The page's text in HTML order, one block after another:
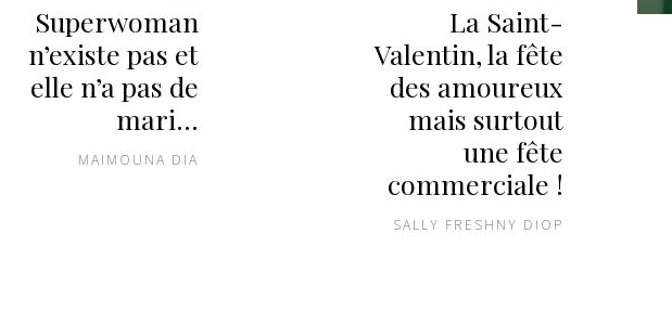
Superwoman
n’existe pas et
elle n’a pas de
mari…
MAIMOUNA DIA
La Saint-
Valentin, la fête
des amoureux
mais surtout
une fête
commerciale !
SALLY FRESHNY DIOP